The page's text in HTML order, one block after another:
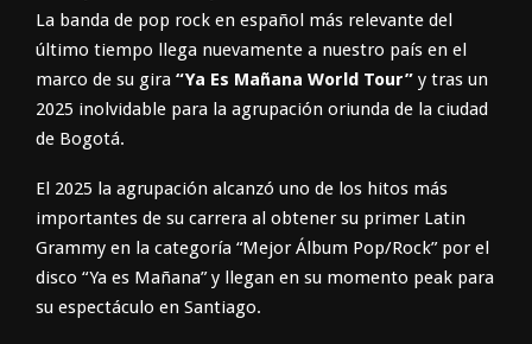
La banda de pop rock en español más relevante del
último tiempo llega nuevamente a nuestro país en el
marco de su gira “Ya Es Mañana World Tour” y tras un
2025 inolvidable para la agrupación oriunda de la ciudad
de Bogotá.
El 2025 la agrupación alcanzó uno de los hitos más
importantes de su carrera al obtener su primer Latin
Grammy en la categoría “Mejor Álbum Pop/Rock” por el
disco “Ya es Mañana” y llegan en su momento peak para
su espectáculo en Santiago.